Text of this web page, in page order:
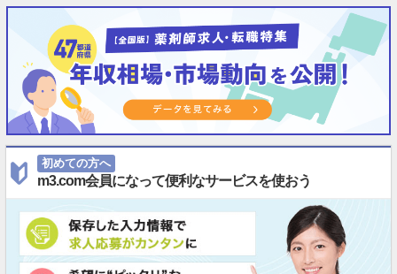
初めての方へ
m3.com会員になって便利なサービスを使おう